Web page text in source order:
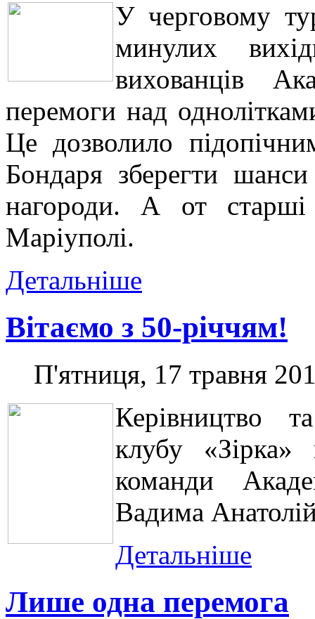
У черговому
минулих
вихованців
перемоги над
Це дозволило
Бондаря зберегти
нагороди. А от старші
Маріуполі.
Детальніше
Вітаємо з 50-річчям!
П'ятниця, 17 травня
Керівництво
клубу «Зірка»
команди
Вадима
Детальніше
Лише одна перемога